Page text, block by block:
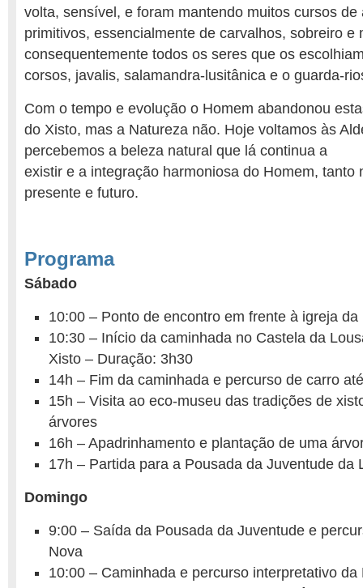
volta, sensível, e foram mantendo muitos cursos de
primitivos, essencialmente de carvalhos, sobreiro e
consequentemente todos os seres que os
corsos, javalis, salamandra-lusitânica e o guarda-
Com o tempo e evolução o Homem abandonou
do Xisto, mas a Natureza não. Hoje voltamos às
percebemos a beleza natural que lá continua a
existir e a integração harmoniosa do Homem, tanto
presente e futuro.
Programa
Sábado
10:00 – Ponto de encontro em frente à igreja da
10:30 – Início da caminhada no Castela da
Xisto – Duração: 3h30
14h – Fim da caminhada e percurso de carro
15h – Visita ao eco-museu das tradições de
árvores
16h – Apadrinhamento e plantação de uma
17h – Partida para a Pousada da Juventude da
Domingo
9:00 – Saída da Pousada da Juventude e
Nova
10:00 – Caminhada e percurso interpretativo da